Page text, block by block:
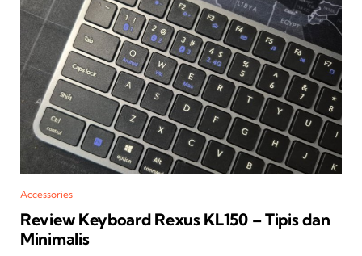
Accessories
Review Keyboard Rexus KL150 – Tipis dan
Minimalis